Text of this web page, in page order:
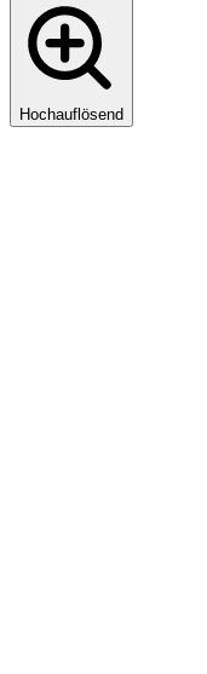
Hochauflösend